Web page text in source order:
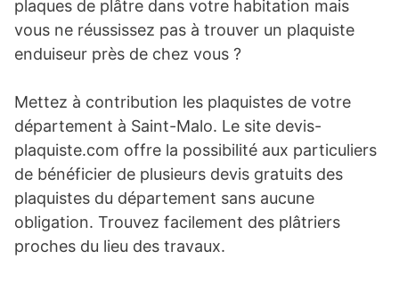
plaques de plâtre dans votre habitation mais
vous ne réussissez pas à trouver un plaquiste
enduiseur près de chez vous ?
Mettez à contribution les plaquistes de votre
département à Saint-Malo. Le site devis-
plaquiste.com offre la possibilité aux particuliers
de bénéficier de plusieurs devis gratuits des
plaquistes du département sans aucune
obligation. Trouvez facilement des plâtriers
proches du lieu des travaux.